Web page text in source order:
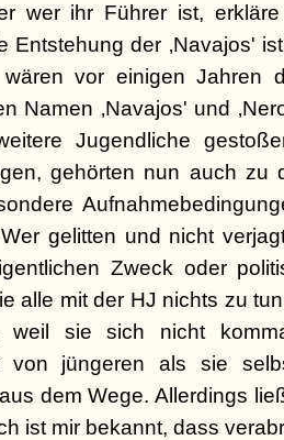
wer ihr Führer ist,
Entstehung der ‚Navajos'
vor einigen Jahren
Namen ‚Navajos' und
Jugendliche
gehörten nun auch zu
gelitten und nicht
Zweck oder
alle mit der HJ nichts zu
sie sich nicht
von jüngeren als sie
dem Wege. Allerdings
ist mir bekannt, dass